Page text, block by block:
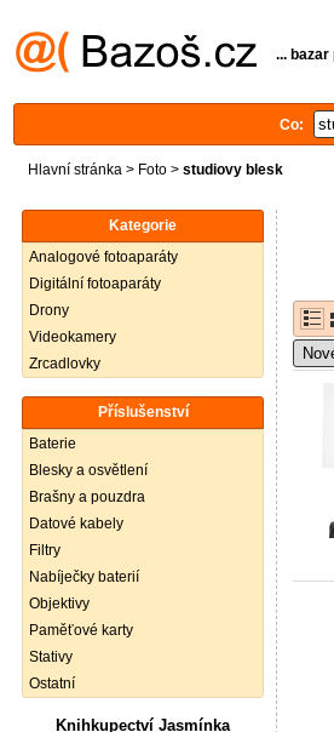
... bazar
Co:
Hlavní stránka > Foto > studiovy blesk
Kategorie
Analogové fotoaparáty
Digitální fotoaparáty
Drony
Videokamery
Zrcadlovky
Příslušenství
Baterie
Blesky a osvětlení
Brašny a pouzdra
Datové kabely
Filtry
Nabíječky baterií
Objektivy
Paměťové karty
Stativy
Ostatní
Knihkupectví Jasmínka